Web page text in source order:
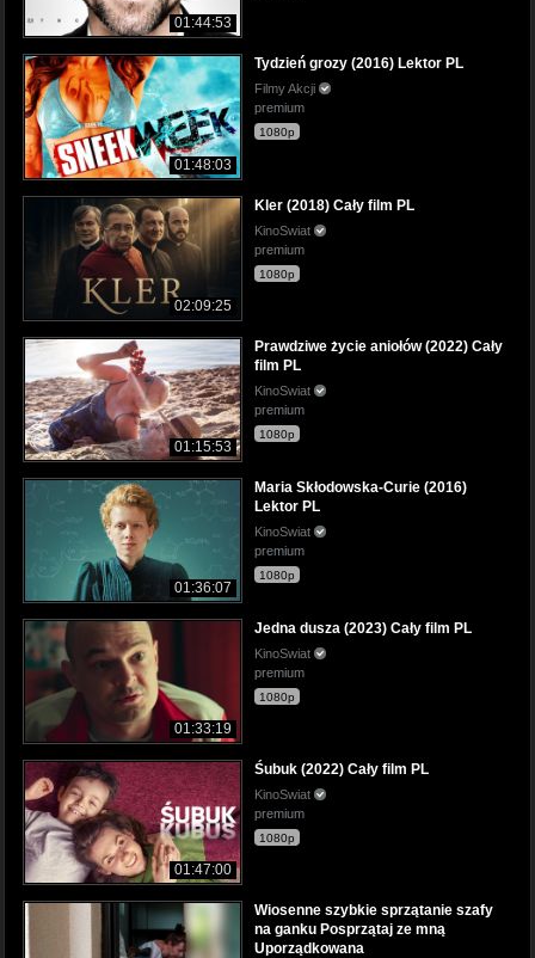
01:44:53
01:48:03
Tydzień grozy (2016) Lektor PL
Filmy Akcji
premium
1080p
02:09:25
Kler (2018) Cały film PL
KinoSwiat
premium
1080p
01:15:53
Prawdziwe życie aniołów (2022) Cały
film PL
KinoSwiat
premium
1080p
01:36:07
Maria Skłodowska-Curie (2016)
Lektor PL
KinoSwiat
premium
1080p
01:33:19
Jedna dusza (2023) Cały film PL
KinoSwiat
premium
1080p
01:47:00
Śubuk (2022) Cały film PL
KinoSwiat
premium
1080p
Wiosenne szybkie sprzątanie szafy
na ganku Posprzątaj ze mną
Uporządkowana